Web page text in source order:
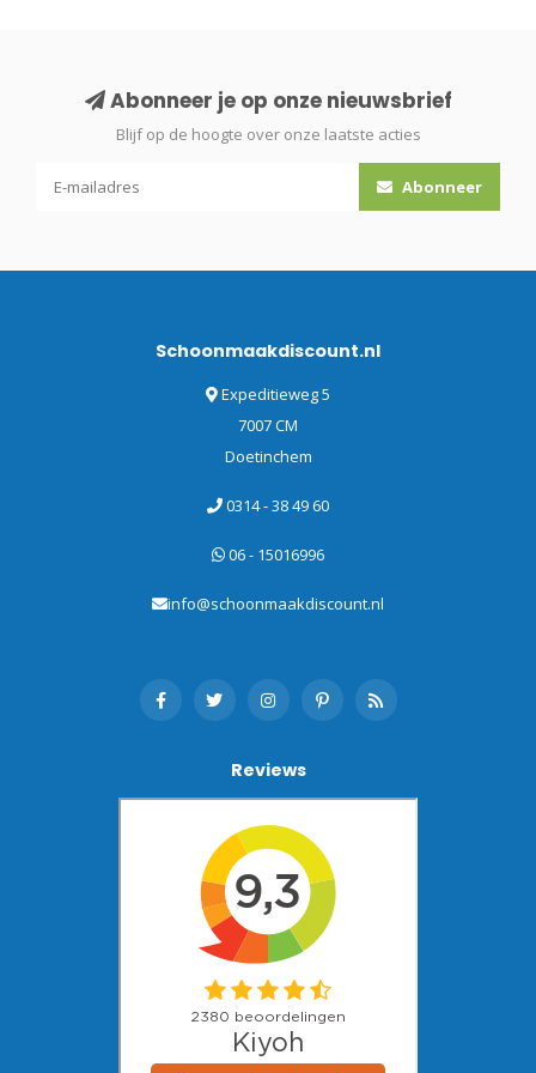
Abonneer je op onze nieuwsbrief
Blijf op de hoogte over onze laatste acties
Abonneer
Schoonmaakdiscount.nl
Expeditieweg 5
7007 CM
Doetinchem
0314 - 38 49 60
06 - 15016996
info@schoonmaakdiscount.nl
Reviews